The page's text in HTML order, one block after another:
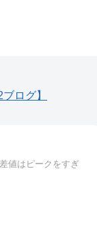
ブログ】
値はピークをすぎ